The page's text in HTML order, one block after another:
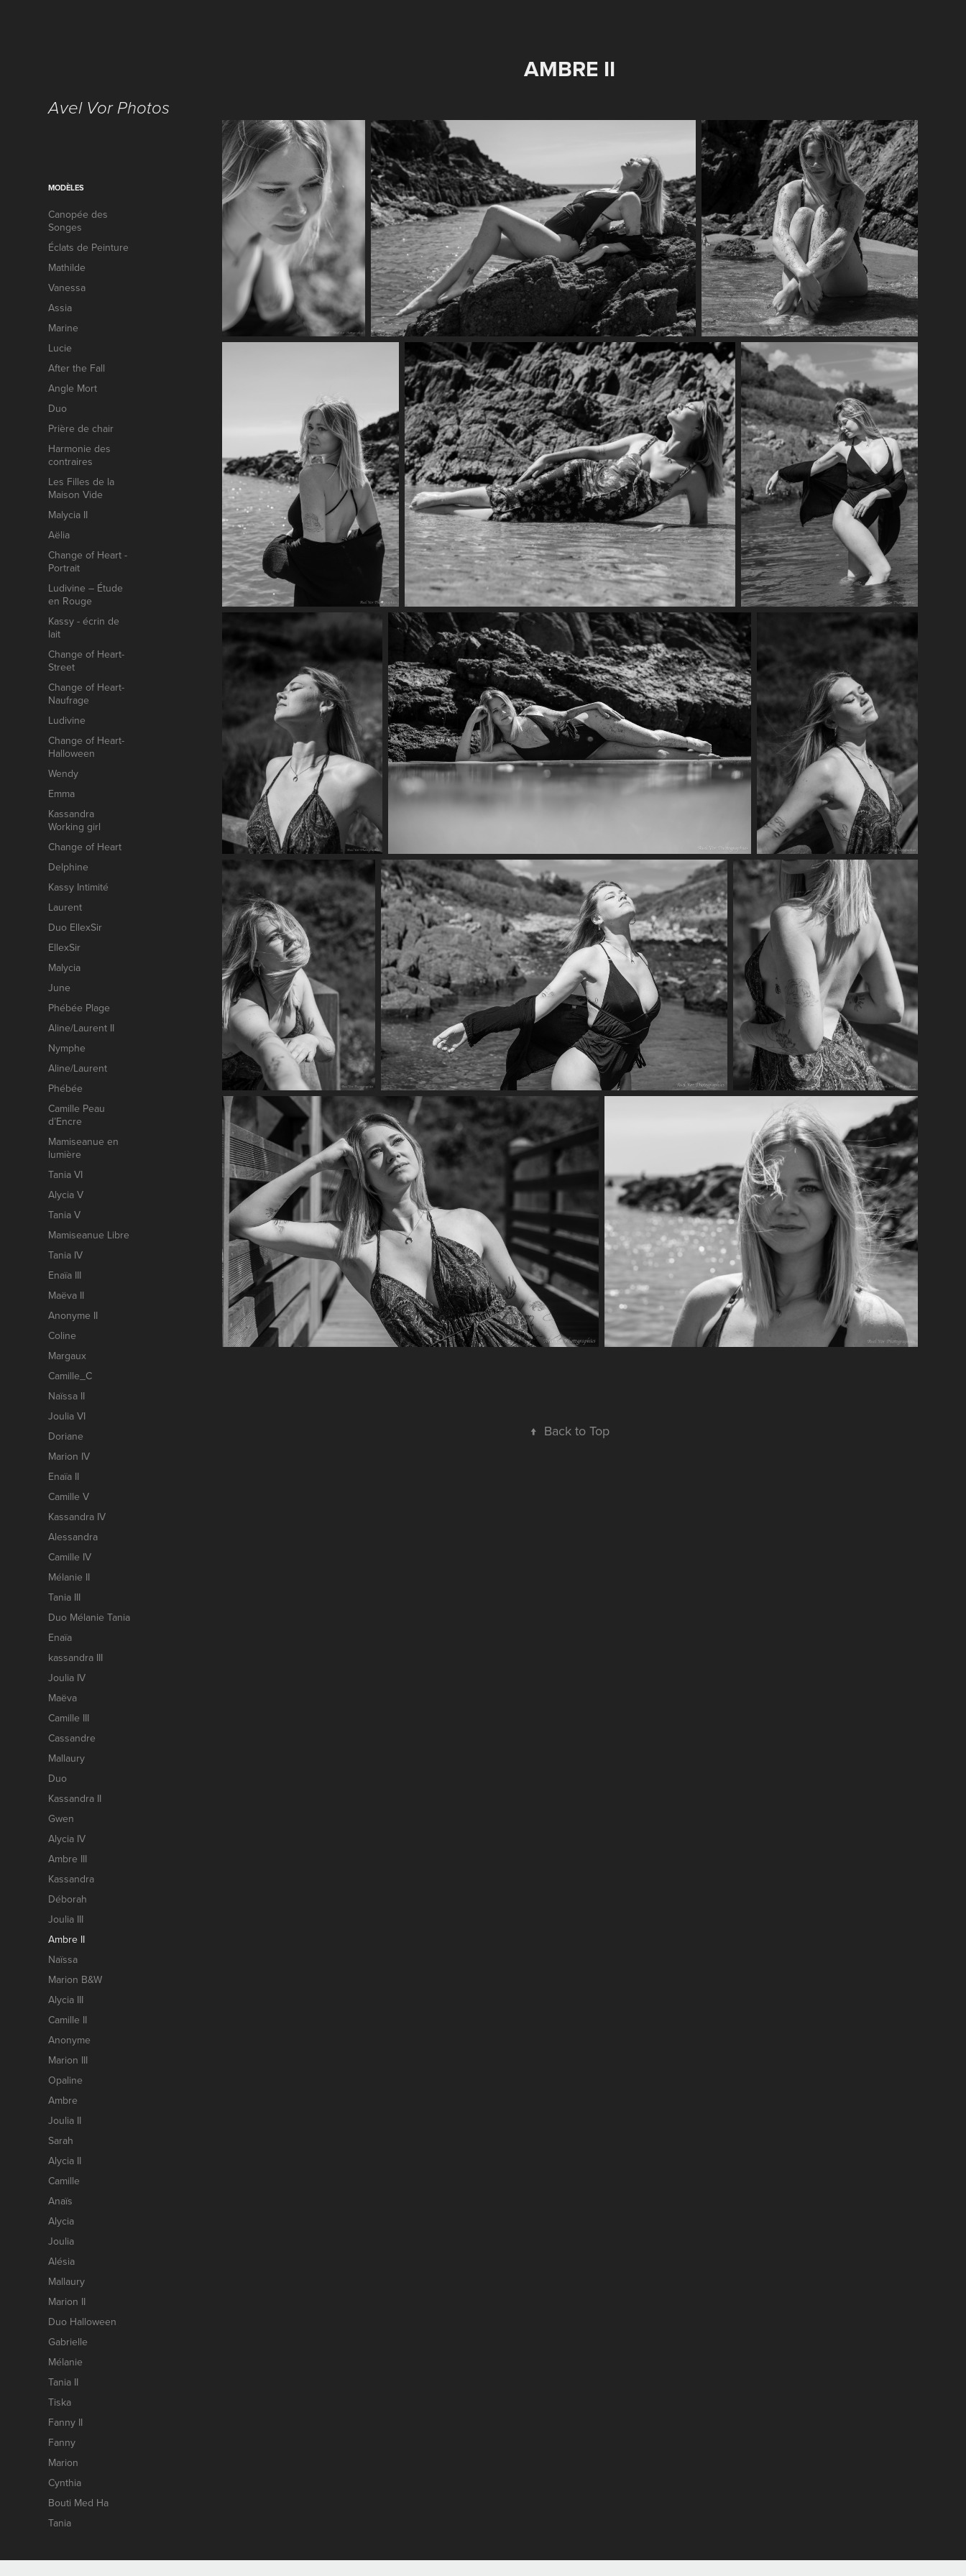
Avel Vor Photos
MODÈLES
Canopée des
Songes
Éclats de Peinture
Mathilde
Vanessa
Assia
Marine
Lucie
After the Fall
Angle Mort
Duo
Prière de chair
Harmonie des
contraires
Les Filles de la
Maison Vide
Malycia II
Aëlia
Change of Heart -
Portrait
Ludivine – Étude
en Rouge
Kassy - écrin de
lait
Change of Heart-
Street
Change of Heart-
Naufrage
Ludivine
Change of Heart-
Halloween
Wendy
Emma
Kassandra
Working girl
Change of Heart
Delphine
Kassy Intimité
Laurent
Duo EllexSir
EllexSir
Malycia
June
Phébée Plage
Aline/Laurent II
Nymphe
Aline/Laurent
Phébée
Camille Peau
d’Encre
Mamiseanue en
lumière
Tania VI
Alycia V
Tania V
Mamiseanue Libre
Tania IV
Enaïa III
Maëva II
Anonyme II
Coline
Margaux
Camille_C
Naïssa II
Joulia VI
Doriane
Marion IV
Enaïa II
Camille V
Kassandra IV
Alessandra
Camille IV
Mélanie II
Tania III
Duo Mélanie Tania
Enaïa
kassandra III
Joulia IV
Maëva
Camille III
Cassandre
Mallaury
Duo
Kassandra II
Gwen
Alycia IV
Ambre III
Kassandra
Déborah
Joulia III
Ambre II
Naïssa
Marion B&W
Alycia III
Camille II
Anonyme
Marion III
Opaline
Ambre
Joulia II
Sarah
Alycia II
Camille
Anaïs
Alycia
Joulia
Alésia
Mallaury
Marion II
Duo Halloween
Gabrielle
Mélanie
Tania II
Tiska
Fanny II
Fanny
Marion
Cynthia
Bouti Med Ha
Tania
Contact
AMBRE II
↑ Back to Top